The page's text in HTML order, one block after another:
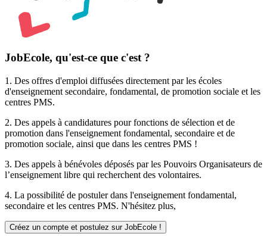
JobEcole, qu'est-ce que c'est ?
1. Des offres d'emploi diffusées directement par les écoles
d'enseignement secondaire, fondamental, de promotion sociale et les
centres PMS.
2. Des appels à candidatures pour fonctions de sélection et de
promotion dans l'enseignement fondamental, secondaire et de
promotion sociale, ainsi que dans les centres PMS !
3. Des appels à bénévoles déposés par les Pouvoirs Organisateurs de
l’enseignement libre qui recherchent des volontaires.
4. La possibilité de postulerdans l'enseignement fondamental,
secondaire et les centres PMS. N'hésitez plus,
Créez un compte et postulez sur JobEcole !